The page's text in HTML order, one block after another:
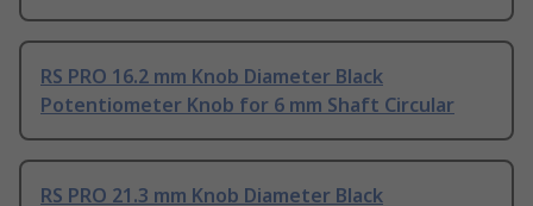
RS PRO 16.2 mm Knob Diameter Black
Potentiometer Knob for 6 mm Shaft Circular
RS PRO 21.3 mm Knob Diameter Black